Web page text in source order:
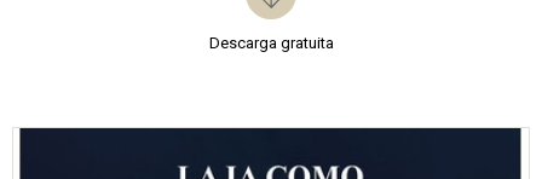
Descarga gratuita